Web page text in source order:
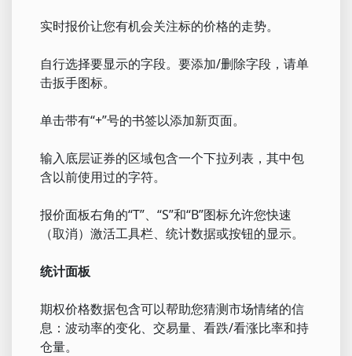
实时报价让您有机会关注标的价格的走势。
自行选择要显示的字段。要添加/删除字段，请单
击扳手图标。
单击带有“+”号的书签以添加新页面。
输入底层证券的区域包含一个下拉列表，其中包
含以前使用过的字符。
报价面板右角的“T”、“S”和“B”图标允许您快速
（取消）激活工具栏、统计数据或按钮的显示。
统计面板
期权价格数据包含可以帮助您猜测市场情绪的信
息：波动率的变化、交易量、看跌/看涨比率和持
仓量。